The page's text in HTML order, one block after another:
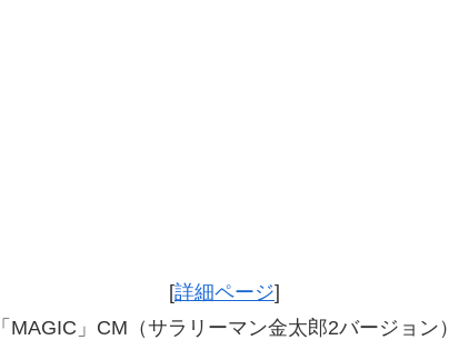
[詳細ページ]
「MAGIC」CM（サラリーマン金太郎2バージョン）